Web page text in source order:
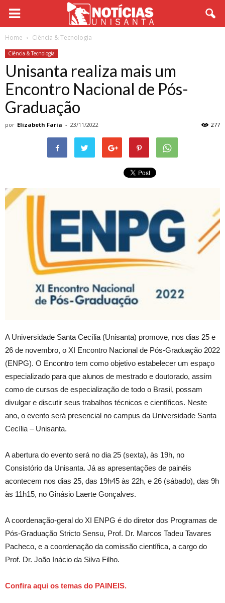
Home Ciência & Tecnologia
Ciência & Tecnologia
Unisanta realiza mais um
Encontro Nacional de Pós-
Graduação
por Elizabeth Faria - 23/11/2022 277
A Universidade Santa Cecília (Unisanta) promove, nos dias 25 e
26 de novembro, o XI Encontro Nacional de Pós-Graduação 2022
(ENPG). O Encontro tem como objetivo estabelecer um espaço
especializado para que alunos de mestrado e doutorado, assim
como de cursos de especialização de todo o Brasil, possam
divulgar e discutir seus trabalhos técnicos e científicos. Neste
ano, o evento será presencial no campus da Universidade Santa
Cecília – Unisanta.
A abertura do evento será no dia 25 (sexta), às 19h, no
Consistório da Unisanta. Já as apresentações de painéis
acontecem nos dias 25, das 19h45 às 22h, e 26 (sábado), das 9h
às 11h15, no Ginásio Laerte Gonçalves.
A coordenação-geral do XI ENPG é do diretor dos Programas de
Pós-Graduação Stricto Sensu, Prof. Dr. Marcos Tadeu Tavares
Pacheco, e a coordenação da comissão científica, a cargo do
Prof. Dr. João Inácio da Silva Filho.
Confira aqui os temas do PAINEIS.